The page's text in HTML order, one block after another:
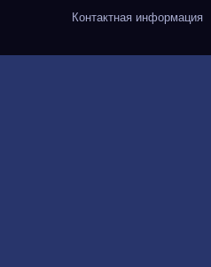
Контактная информация